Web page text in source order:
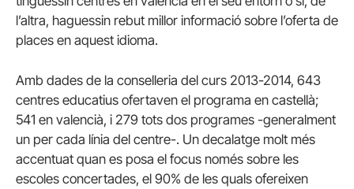
l’altra, haguessin rebut millor informació sobre l’oferta de
places en aquest idioma.
Amb dades de la conselleria del curs 2013-2014, 643
centres educatius ofertaven el programa en castellà;
541 en valencià, i 279 tots dos programes -generalment
un per cada línia del centre-. Un decalatge molt més
accentuat quan es posa el focus només sobre les
escoles concertades, el 90% de les quals ofereixen